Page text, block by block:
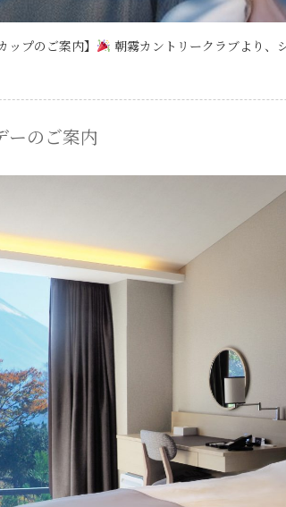
ップのご案内】 朝霧カントリークラブより
ーのご案内